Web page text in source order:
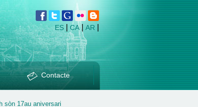
ES CA | AR
Contacte
sòn 17au aniversari